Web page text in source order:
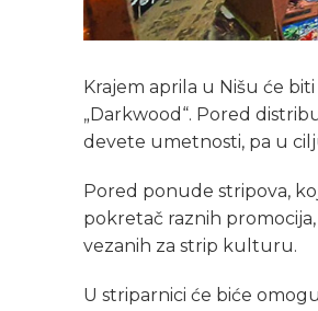
Krajem aprila u Nišu će
„Darkwood“. Pored
devete umetnosti, pa u
Pored ponude stripova,
pokretač raznih
vezanih za strip kulturu.
U striparnici će biće